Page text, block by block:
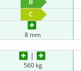
C
8 mm
560 kg